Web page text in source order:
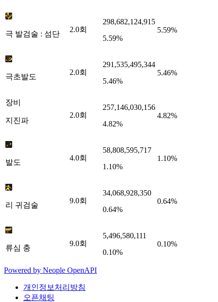
극 발검술 : 섬단
2.0회
298,682,124,915
5.59%
5.59%
극초발도
2.0회
291,535,495,344
5.46%
5.46%
장비
지진파
2.0회
257,146,030,156
4.82%
4.82%
발도
4.0회
58,808,595,717
1.10%
1.10%
리 귀검술
9.0회
34,068,928,350
0.64%
0.64%
류심 충
9.0회
5,496,580,111
0.10%
0.10%
Powered by Neople OpenAPI
개인정보처리방침
오픈채팅